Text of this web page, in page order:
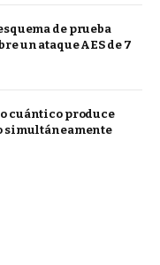
de prueba
un ataque AES de 7
cuántico produce
simultáneamente